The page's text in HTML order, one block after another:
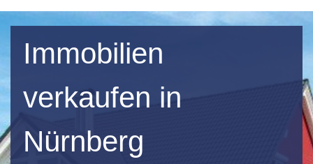
Immobilien
verkaufen in
Nürnberg